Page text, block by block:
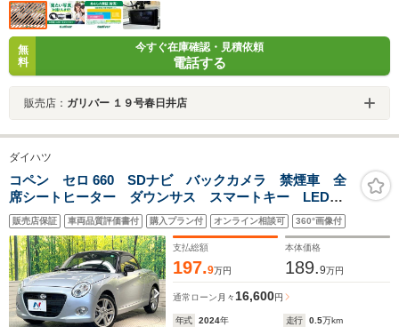
無
料
今すぐ在庫確認・見積依頼
電話する
販売店： ガリバー １９号春日井店
ダイハツ
コペン セロ 660 SDナビ バックカメラ 禁煙車 全
席シートヒーター ダウンサス スマートキー LEDヘ
ッド ETC2.0 純正16インチアルミ オートライト オ
ートエアコン Bluetooth フルセグ
販売店保証 車両品質評価書付 購入プラン付 オンライン相談可 360°画像付
支払総額
197.9万円
本体価格
189.9万円
通常ローン 月々 16,600円
年式 2024年 走行 0.5万km